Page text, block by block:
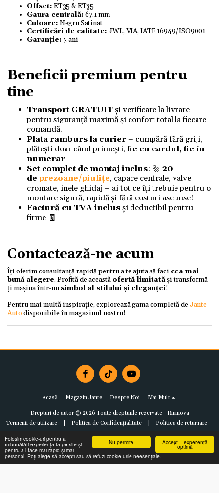
Accept – experiență
optimă
Nu permite
Folosim cookie-uri pentru a
îmbunătăți experiența ta pe site și
pentru a-l face mai rapid și mai
personal. Poți alege să accepți sau să refuzi cookie-urile neesențiale.
Offset: ET35 & ET35
Gaura centrală: 67.1 mm
Culoare: Negru Satinat
Certificări de calitate: JWL, VIA, IATF 16949/ISO9001
Garanție: 3 ani
Beneficii premium pentru
tine
Transport GRATUITși verificare la livrare –
pentru siguranță maximă și confort total la fiecare
comandă.
Plata ramburs la curier– cumpără fără griji,
plătești doar când primești,fie cu cardul, fie în
numerar.
Set complet de montaj inclus: 🔩 20
deprezoane/piulițe, capace centrale, valve
cromate, inele ghidaj – ai tot ce îți trebuie pentru o
montare sigură, rapidă și fără costuri ascunse!
Factură cu TVA inclusși deductibil pentru
firme 🧾
Contactează-ne acum
Îți oferim consultanță rapidă pentru a te ajuta să faci cea mai
bună alegere. Profită de această ofertă limitatăși transformă-
ți mașina într-unsimbol al stilului și eleganței!
Pentru mai multă inspirație, explorează gama completă deJante
Autodisponibile în magazinul nostru!
Acasă Magazin Jante Despre Noi Mai Mult
Drepturi de autor © 2026 Toate drepturile rezervate - Rimnova
Termenii de utilizare| Politica de Confidențialitate| Politica de returnare